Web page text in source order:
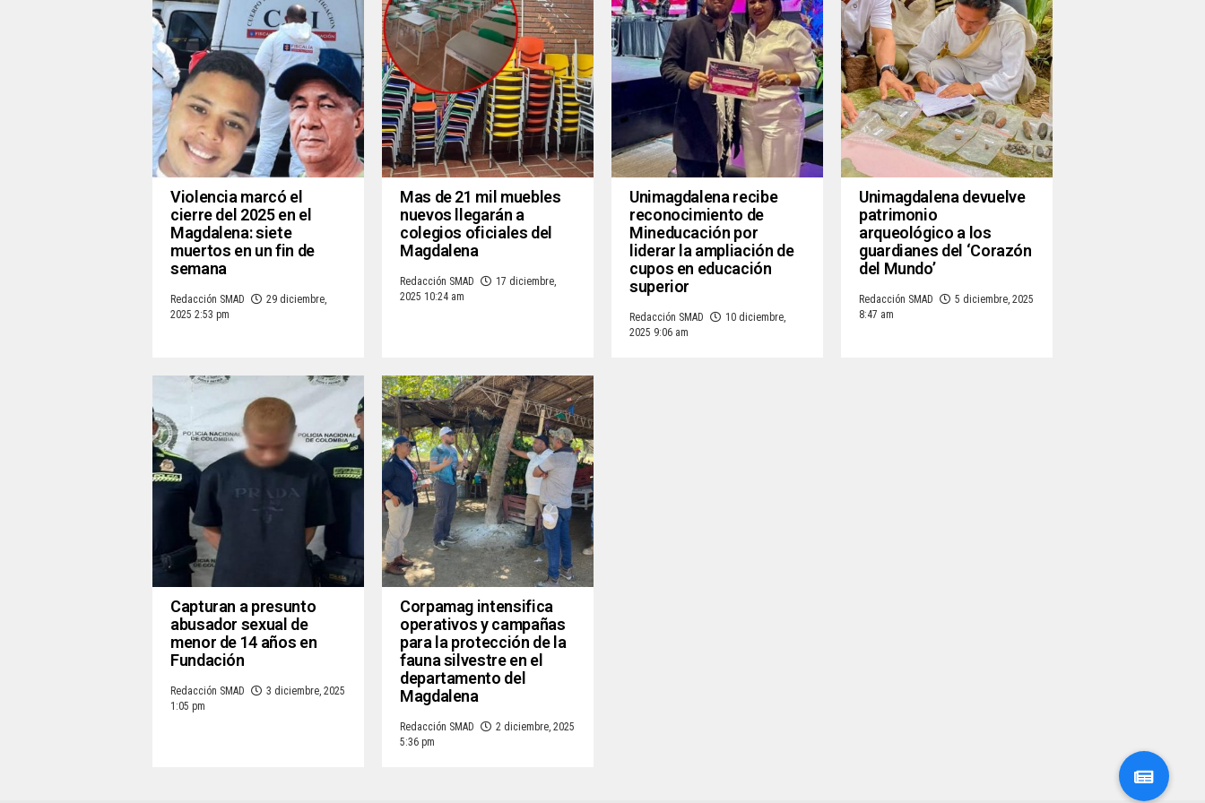
Violencia marcó el
cierre del 2025 en el
Magdalena: siete
muertos en un fin de
semana
Redacción SMAD
29 diciembre,
2025 2:53 pm
Mas de 21 mil muebles
nuevos llegarán a
colegios oficiales del
Magdalena
Redacción SMAD
17 diciembre,
2025 10:24 am
Unimagdalena recibe
reconocimiento de
Mineducación por
liderar la ampliación de
cupos en educación
superior
Redacción SMAD
10 diciembre,
2025 9:06 am
Unimagdalena devuelve
patrimonio
arqueológico a los
guardianes del ‘Corazón
del Mundo’
Redacción SMAD
5 diciembre, 2025
8:47 am
Capturan a presunto
abusador sexual de
menor de 14 años en
Fundación
Redacción SMAD
3 diciembre, 2025
1:05 pm
Corpamag intensifica
operativos y campañas
para la protección de la
fauna silvestre en el
departamento del
Magdalena
Redacción SMAD
2 diciembre, 2025
5:36 pm